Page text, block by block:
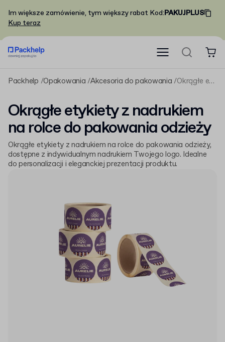
Im większe zamówienie, tym większy rabat Kod:PAKUJPLUS
Kup teraz
Packhelp Opakowania Akcesoria do pakowania Okrągłe etykiety z nadrukiem na rolce do pakowania odzieży
Okrągłe etykiety z nadrukiem
na rolce do pakowania odzieży
Okrągłe etykiety z nadrukiem na rolce do pakowania odzieży,
dostępne z indywidualnym nadrukiem Twojego logo. Idealne
do personalizacji i eleganckiej prezentacji produktu.